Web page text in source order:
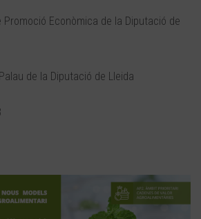
Promoció Econòmica de la Diputació de
de la Diputació de Lleida